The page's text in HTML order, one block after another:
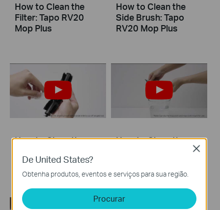
How to Clean the
Filter: Tapo RV20
Mop Plus
How to Clean the
Side Brush: Tapo
RV20 Mop Plus
How to Clean the
RV20 Mop Plus
How to Clean the
De United States?
Obtenha produtos, eventos e serviços para sua região.
Procurar
Close